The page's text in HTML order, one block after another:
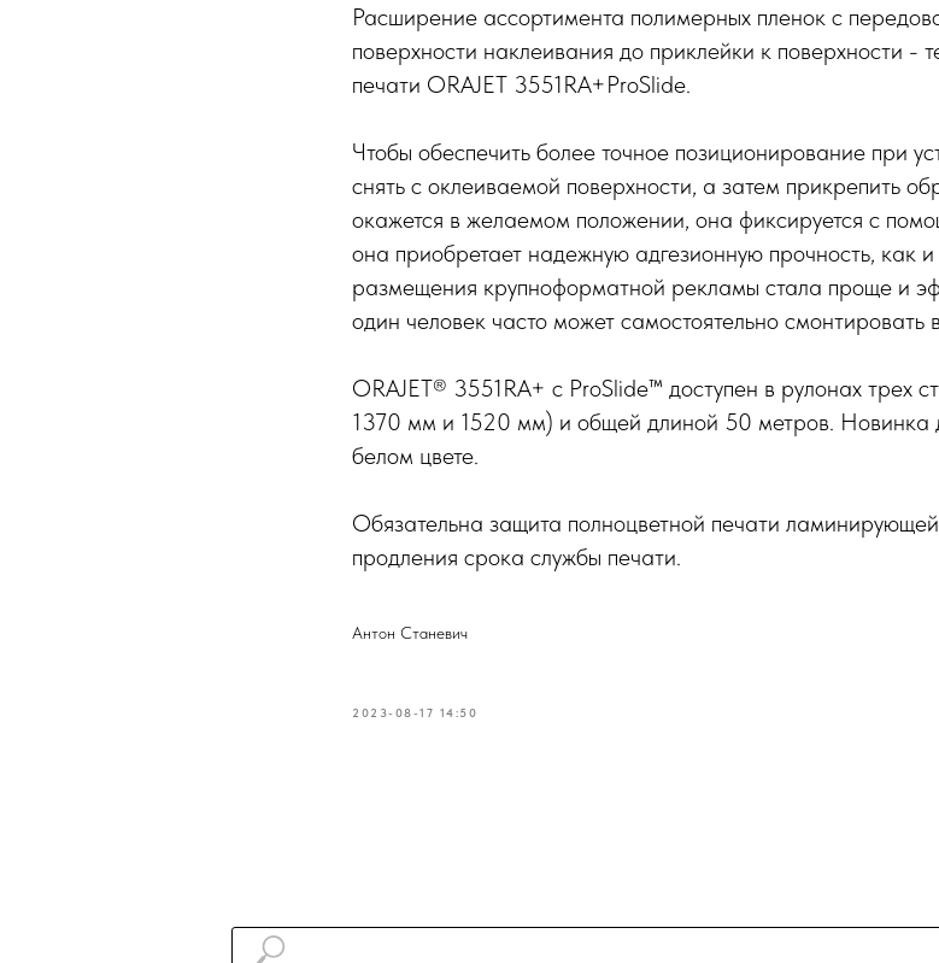
Расширение ассортимента полимерных пленок с
поверхности наклеивания до приклейки к поверхности -
печати ORAJET 3551RA+ProSlide.
Чтобы обеспечить более точное позиционирование при
снять с оклеиваемой поверхности, а затем прикрепить
окажется в желаемом положении, она фиксируется с
она приобретает надежную адгезионную прочность, как
размещения крупноформатной рекламы стала проще и
один человек часто может самостоятельно смонтировать
ORAJET® 3551RA+ с ProSlide™ доступен в рулонах трех
1370 мм и 1520 мм) и общей длиной 50 метров. Новинка
белом цвете.
Обязательна защита полноцветной печати
продления срока службы печати.
Антон Станевич
2023-08-17 14:50